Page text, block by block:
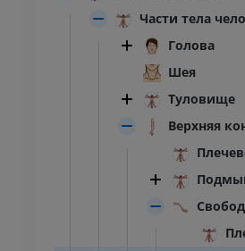
Части тела
Голова
Шея
Туловище
Верхняя